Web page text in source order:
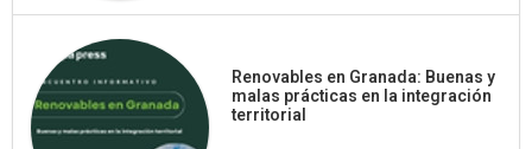
Renovables en Granada: Buenas y
malas prácticas en la integración
territorial